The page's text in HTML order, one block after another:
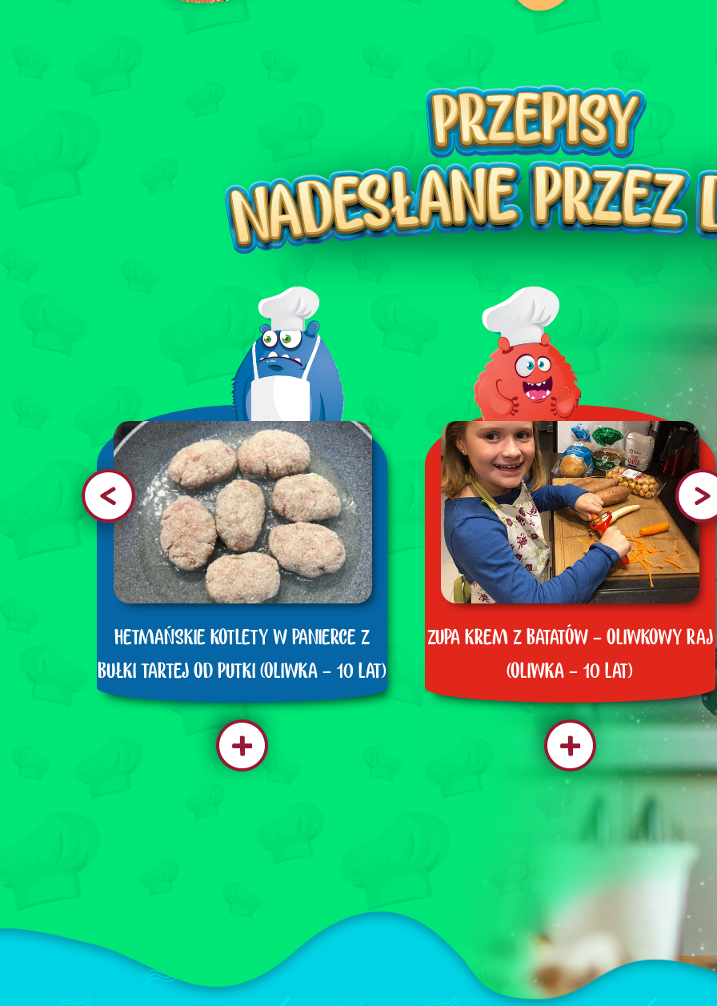
HETMAŃSKIE KOTLETY W PANIERCE Z
BUŁKI TARTEJ OD PUTKI (OLIWKA - 10 LAT)
ZUPA KREM Z BATATÓW - OLIWKOWY RAJ
(OLIWKA - 10 LAT)